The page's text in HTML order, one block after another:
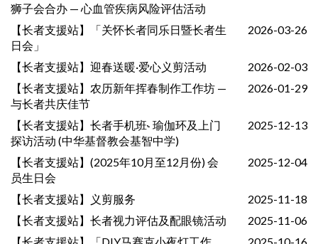
狮子会合办 — 心血管疾病风险评估活动
【长者支援站】「关怀长者同乐日暨长者生
日会」
2026-03-26
【长者支援站】迎春送暖·爱心义剪活动
2026-02-03
【长者支援站】农历新年挥春制作工作坊 —
与长者共庆佳节
2026-01-29
【长者支援站】长者手机班˞ 瑜伽环及上门
探访活动 (中华基督教会基智中学)
2025-12-13
【长者支援站】(2025年10月至12月份) 会
员生日会
2025-12-04
【长者支援站】义剪服务
2025-11-18
【长者支援站】长者视力评估及配眼镜活动
2025-11-06